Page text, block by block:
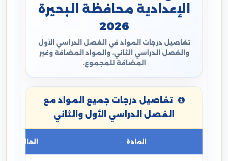
الإعدادية محافظة البحيرة
2026
تفاصيل درجات المواد في الفصل الدراسي الأول
والفصل الدراسي الثاني، والمواد المضافة وغير
المضافة للمجموع.
تفاصيل درجات جميع المواد مع
الفصل الدراسي الأول والثاني
المادة الحالة